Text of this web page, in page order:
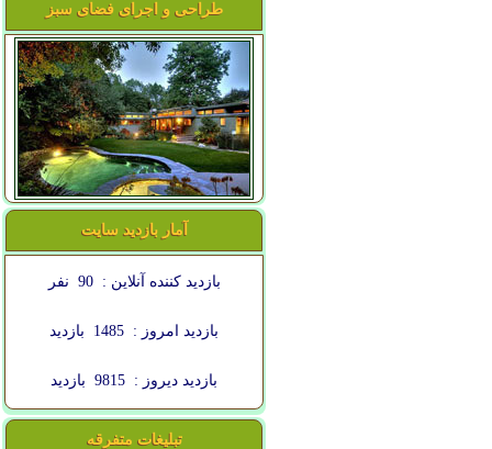
طراحی و اجرای فضای سبز
آمار بازدید سایت
بازدید کننده آنلاین : 90 نفر
بازدید امروز : 1485 بازدید
بازدید دیروز : 9815 بازدید
تبلیغات متفرقه